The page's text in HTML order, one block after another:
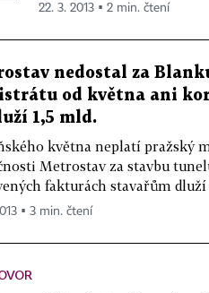
22. 3. 2013 ▪ 2 min. čtení
nedostal za
od května ani
1,5 mld.
května neplatí pražský
Metrostav za stavbu
fakturách stavařům dluží
▪ 3 min. čtení